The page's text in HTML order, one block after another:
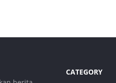
CATEGORY